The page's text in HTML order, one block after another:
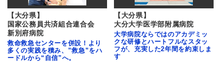
【大分県】
国家公務員共済組合連合会
新別府病院
救命救急センターを併設！より
多くの実践を積み、”救急”をハ
ードルから“自信”へ。
【大分県】
大分大学医学部附属病院
大学病院ならではのアカデミッ
クな研修とハートフルなスタッ
フが、充実した2年間を約束しま
す